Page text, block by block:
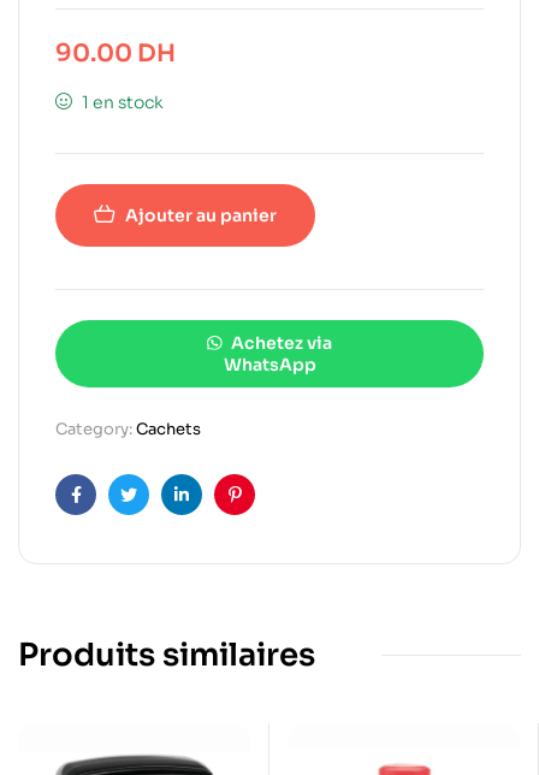
90.00 DH
1 en stock
Ajouter au panier
Achetez via
WhatsApp
Category:Cachets
FacebookTwitterLinkedinPinterest
Produits similaires